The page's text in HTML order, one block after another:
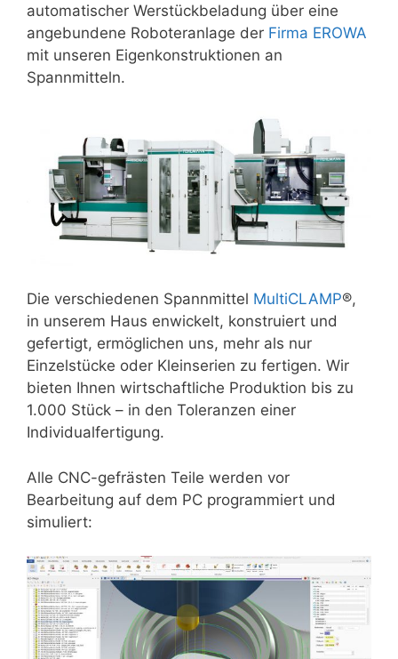
automatischer Werstückbeladung über eine
angebundene Roboteranlage der Firma EROWA
mit unseren Eigenkonstruktionen an
Spannmitteln.
Die verschiedenen Spannmittel MultiCLAMP®,
in unserem Haus enwickelt, konstruiert und
gefertigt, ermöglichen uns, mehr als nur
Einzelstücke oder Kleinserien zu fertigen. Wir
bieten Ihnen wirtschaftliche Produktion bis zu
1.000 Stück – in den Toleranzen einer
Individualfertigung.
Alle CNC-gefrästen Teile werden vor
Bearbeitung auf dem PC programmiert und
simuliert: